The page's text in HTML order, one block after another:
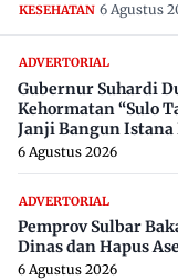
KESEHATAN 6 Agustus
ADVERTORIAL
Gubernur Suhardi
Kehormatan “Sulo
Janji Bangun Istana
6 Agustus 2026
ADVERTORIAL
Pemprov Sulbar
Dinas dan Hapus
6 Agustus 2026